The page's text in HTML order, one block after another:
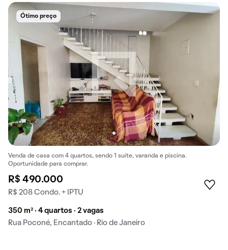
Ótimo preço
Venda de casa com 4 quartos, sendo 1 suíte, varanda e piscina.
Oportunidade para comprar.
R$ 490.000
R$ 208 Condo. + IPTU
350 m² · 4 quartos · 2 vagas
Rua Poconé, Encantado · Rio de Janeiro